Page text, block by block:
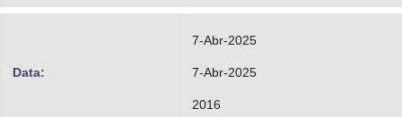
Data:
7-Abr-2025
7-Abr-2025
2016